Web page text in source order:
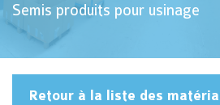
Semis produits pour usinage
Retour à la liste des